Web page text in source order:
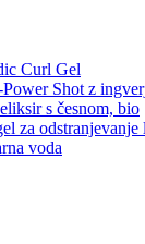
Curl Gel
Shot z
s česnom, bio
za odstranjevanje
voda